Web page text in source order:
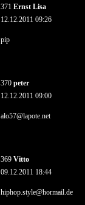
371 Ernst Lisa
12.12.2011 09:26
pip
370 peter
12.12.2011 09:00
alo57@lapote.net
369 Vitto
09.12.2011 18:44
hiphop.style@hormail.de